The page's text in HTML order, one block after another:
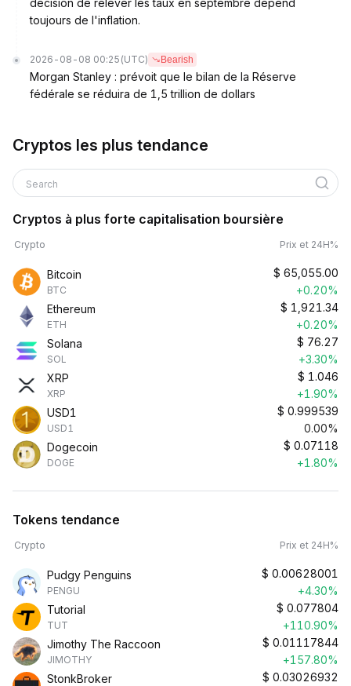
décision de relever les taux en septembre dépend
toujours de l'inflation.
2026-08-08 00:25 (UTC) Bearish
Morgan Stanley : prévoit que le bilan de la Réserve
fédérale se réduira de 1,5 trillion de dollars
Cryptos les plus tendance
Search
Cryptos à plus forte capitalisation boursière
Crypto Prix et 24H%
Bitcoin
BTC
$ 65,055.00
+0.20%
Ethereum
ETH
$ 1,921.34
+0.20%
Solana
SOL
$ 76.27
+3.30%
XRP
XRP
$ 1.046
+1.90%
USD1
USD1
$ 0.999539
0.00%
Dogecoin
DOGE
$ 0.07118
+1.80%
Tokens tendance
Crypto Prix et 24H%
Pudgy Penguins
PENGU
$ 0.00628001
+4.30%
Tutorial
TUT
$ 0.077804
+110.90%
Jimothy The Raccoon
JIMOTHY
$ 0.01117844
+157.80%
StonkBroker
$ 0.03026932